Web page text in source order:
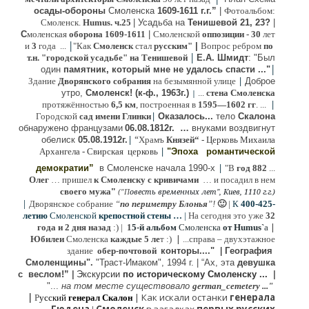
осады-обороны Смоленска 1609-1611 г.г.”
Фотоальбом:
Смоленск. Humus. ч.25 | Усадьба на Тенишевой 21, 23?
Смоленская оборона 1609-1611 Смоленской оппозиции - 30 лет
и 3 года ... |"Как Смоленскстал русским" Вопрос ребром по
т.н. "городской усадьбе" на Тенишевой | Е.А. Шмидт: "Был
один памятник, который мне не удалось спасти ..." |
Здание Дворянского собрания на безымянной улице | Доброе
утро, Смоленск! (к-ф., 1963г.) | ... стена Смоленска
протяжённостью 6,5 км, построенная в 1595—1602 гг. ... |
Городской сад имени Глинки | Оказалось... тело Скалона
обнаружено французами 06.08.1812г. … внуками воздвигнут
обелиск 05.08.1912г. | “Храмъ Князей“ - Церковь Михаила
Архангела - Свирская церковь | "Эпохаромантической
демократии” в Смоленске начала 1990-х | "В год 882 ...
Олег … пришел к Смоленску с кривичами … и посадил в нем
своего мужа" ("Повесть временных лет", Киев, 1110 г.г.)
| Дворянское собрание “по периметру Блонья”! 🙂| К 400-425-
летию Смоленской крепостной стены … | На сегодня это уже 32
года и 2 дня назад :) | 15-й альбом Смоленска от Humus`a |
Юбилеи Смоленска каждые 5 лет :) | ...справа – двухэтажное
здание обер-почтовой конторы...."
Гeография
Cмоленщины". "Траст-Имаком", 1994 г. “Ах, эта девушка
с веслом!”
Экскурсии по историческому Смоленску ...
"... на том месте существовало german_cemetery ..."
| Русский генерал Скалон | Как искали останки генерала